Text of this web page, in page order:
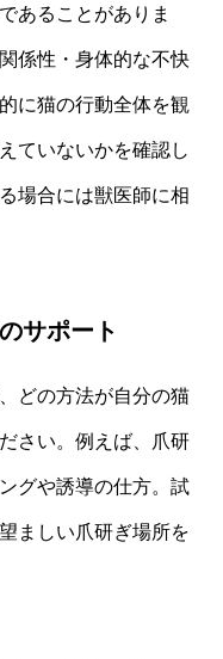
あることがありま
係性・身体的な不快
に猫の行動全体を観
ていないかを確認し
場合には獣医師に相
サポート
どの方法が自分の猫
さい。例えば、爪研
グや誘導の仕方。試
ましい爪研ぎ場所を